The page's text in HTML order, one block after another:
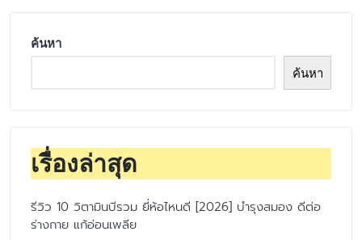
ค้นหา
ค้นหา
เรื่องล่าสุด
รีวิว 10 วิตามินบีรวม ยี่ห้อไหนดี [2026] บำรุงสมอง ดีต่อ
ร่างกาย แก้อ่อนเพลีย